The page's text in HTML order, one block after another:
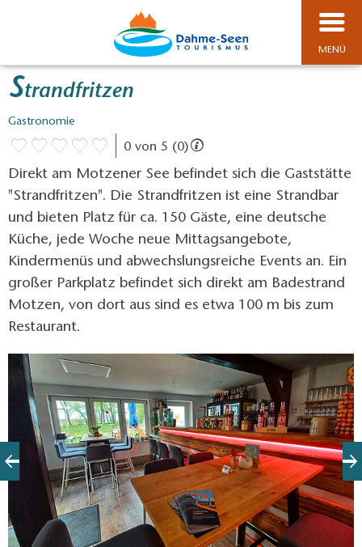
MENÜ
Strandfritzen
Gastronomie
0 von 5 (0)
Direkt am Motzener See befindet sich die Gaststätte
"Strandfritzen". Die Strandfritzen ist eine Strandbar
und bieten Platz für ca. 150 Gäste, eine deutsche
Küche, jede Woche neue Mittagsangebote,
Kindermenüs und abwechslungsreiche Events an. Ein
großer Parkplatz befindet sich direkt am Badestrand
Motzen, von dort aus sind es etwa 100 m bis zum
Restaurant.